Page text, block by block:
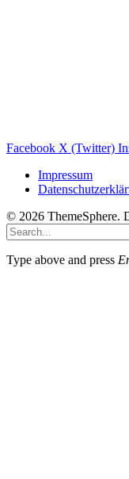
Facebook X (Twitter)
Impressum
© 2026 ThemeSphere.
Type above and press